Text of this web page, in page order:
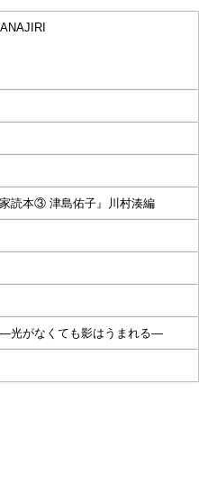
家読本③ 津島佑子』川村湊編
―光がなくても影はうまれる―